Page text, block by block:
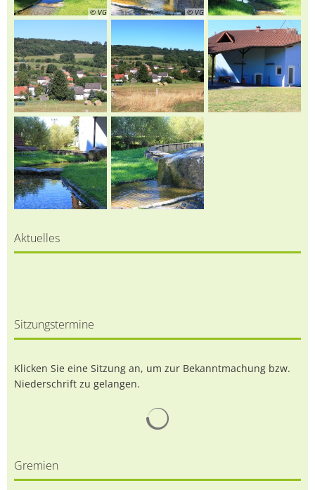
© VG © VG
Aktuelles
Sitzungstermine
Klicken Sie eine Sitzung an, um zur Bekanntmachung bzw.
Niederschrift zu gelangen.
Gremien